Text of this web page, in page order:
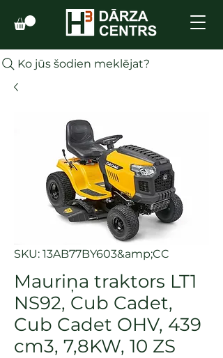
Ko jūs šodien meklējat?
SKU: 13AB77BY603&amp;CC
Mauriņa traktors LT1
NS92, Cub Cadet,
Cub Cadet OHV, 439
cm3, 7,8KW, 10 ZS